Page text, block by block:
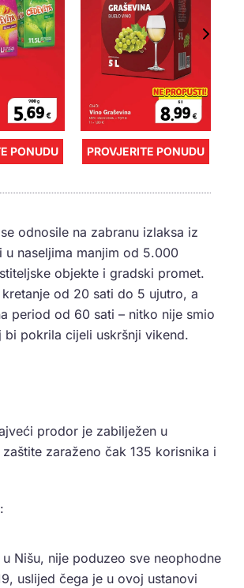
PONUDU PROVJERITE PONUDU
odnosile na zabranu izlaksa iz
naseljima manjim od 5.000
objekte i gradski promet.
od 20 sati do 5 ujutro, a
period od 60 sati – nitko nije smio
pokrila cijeli uskršnji vikend.
prodor je zabilježen u
zaraženo čak 135 korisnika i
Nišu, nije poduzeo sve neophodne
uslijed čega je u ovoj ustanovi